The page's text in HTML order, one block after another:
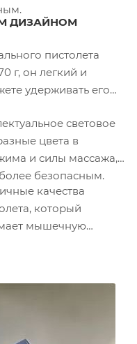
ДИЗАЙНОМ
пистолета
г, он легкий и
удерживать его
световое
цвета в
и силы массажа,
безопасным.
качества
который
мышечную